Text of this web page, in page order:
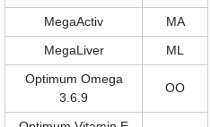
MegaActiv
MA
MegaLiver
ML
Optimum Omega
3.6.9
OO